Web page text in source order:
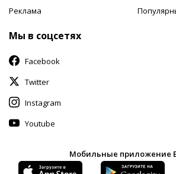
Реклама
Мы в соцсетях
Facebook
Twitter
Instagram
Youtube
Мобильные приложение